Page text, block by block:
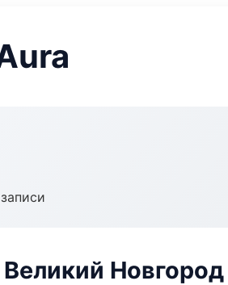
Новгород